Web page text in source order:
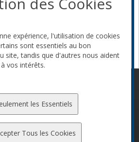
commanditaire
expérience, l'utilisation de cookies
sont essentiels au bon
site, tandis que d'autres nous aident
vos intérêts.
les Essentiels
Tous les Cookies